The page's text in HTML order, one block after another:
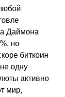
Даймона
но
биткоин
одну
активно
мир,